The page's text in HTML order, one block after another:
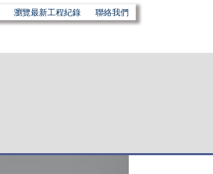
瀏覽最新工程紀錄 聯絡我們